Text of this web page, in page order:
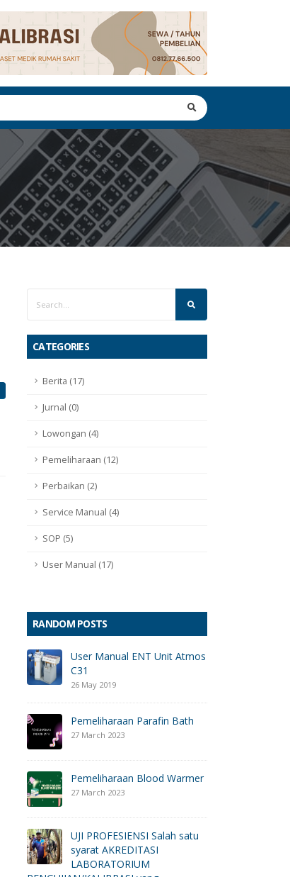
CATEGORIES
Berita (17)
Jurnal (0)
Lowongan (4)
Pemeliharaan (12)
Perbaikan (2)
Service Manual (4)
SOP (5)
User Manual (17)
RANDOM POSTS
User Manual ENT Unit Atmos
C31
26 May 2019
Pemeliharaan Parafin Bath
27 March 2023
Pemeliharaan Blood Warmer
27 March 2023
UJI PROFESIENSI Salah satu
syarat AKREDITASI
LABORATORIUM